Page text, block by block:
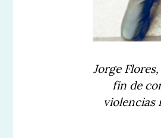
Jorge
fin de
violencias